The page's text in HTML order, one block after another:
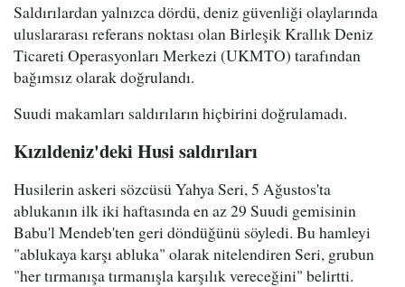
Saldırılardan yalnızca dördü, deniz güvenliği olaylarında
uluslararası referans noktası olan Birleşik Krallık Deniz
Ticareti Operasyonları Merkezi (UKMTO) tarafından
bağımsız olarak doğrulandı.
Suudi makamları saldırıların hiçbirini doğrulamadı.
Kızıldeniz'deki Husi saldırıları
Husilerin askeri sözcüsü Yahya Seri, 5 Ağustos'ta
ablukanın ilk iki haftasında en az 29 Suudi gemisinin
Babu'l Mendeb'ten geri döndüğünü söyledi. Bu hamleyi
"ablukaya karşı abluka" olarak nitelendiren Seri, grubun
"her tırmanışa tırmanışla karşılık vereceğini" belirtti.